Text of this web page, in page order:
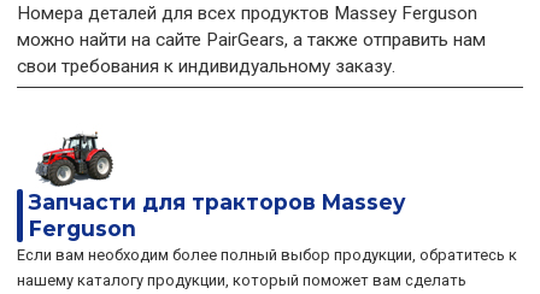
Номера деталей для всех продуктов Massey Ferguson
можно найти на сайте PairGears, а также отправить нам
свои требования к индивидуальному заказу.
Запчасти для тракторов Massey
Ferguson
Если вам необходим более полный выбор продукции, обратитесь к
нашему каталогу продукции, который поможет вам сделать